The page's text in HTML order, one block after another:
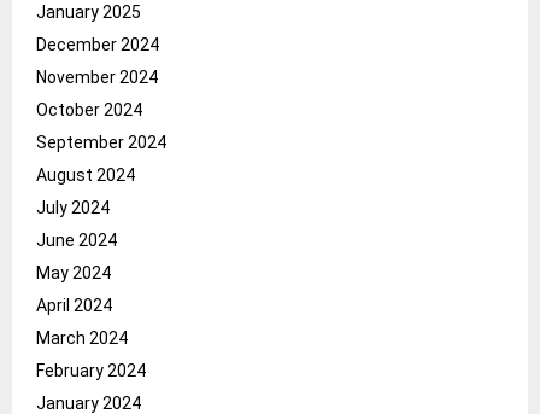
January 2025
December 2024
November 2024
October 2024
September 2024
August 2024
July 2024
June 2024
May 2024
April 2024
March 2024
February 2024
January 2024